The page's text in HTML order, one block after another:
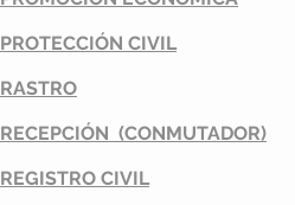
PROTECCIÓN CIVIL
RASTRO
RECEPCIÓN (CONMUTADOR)
REGISTRO CIVIL